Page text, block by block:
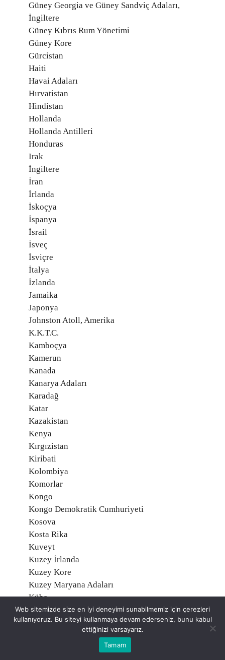
Güney Georgia ve Güney Sandviç Adaları,
İngiltere
Güney Kıbrıs Rum Yönetimi
Güney Kore
Gürcistan
Haiti
Havai Adaları
Hırvatistan
Hindistan
Hollanda
Hollanda Antilleri
Honduras
Irak
İngiltere
İran
İrlanda
İskoçya
İspanya
İsrail
İsveç
İsviçre
İtalya
İzlanda
Jamaika
Japonya
Johnston Atoll, Amerika
K.K.T.C.
Kamboçya
Kamerun
Kanada
Kanarya Adaları
Karadağ
Katar
Kazakistan
Kenya
Kırgızistan
Kiribati
Kolombiya
Komorlar
Kongo
Kongo Demokratik Cumhuriyeti
Kosova
Kosta Rika
Kuveyt
Kuzey İrlanda
Kuzey Kore
Kuzey Maryana Adaları
Küba
Laos
Lesotho
Web sitemizde size en iyi deneyimi sunabilmemiz için çerezleri
kullanıyoruz. Bu siteyi kullanmaya devam ederseniz, bunu kabul
ettiğinizi varsayarız.
Tamam